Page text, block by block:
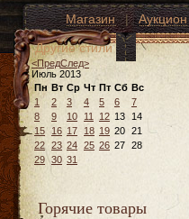
Магазин | Аукцион
Другие стили
<ПредСлед>
Июль 2013
Пн Вт Ср Чт Пт Сб Вс
1
2 3 4 5 6
7
8
9 10 11 12 13
14
15
16 17 18 19 20 21
22 23 24 25 26 27 28
29 30 31
Горячие товары